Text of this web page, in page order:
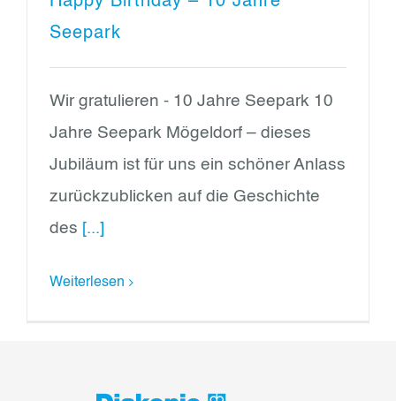
Seepark
Wir gratulieren - 10 Jahre Seepark 10
Jahre Seepark Mögeldorf – dieses
Jubiläum ist für uns ein schöner Anlass
zurückzublicken auf die Geschichte
des [...]
Weiterlesen